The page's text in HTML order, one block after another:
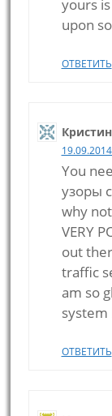
yours
upon
ОТВЕТИТЬ
You
узоры
why
VERY
out
traffic
am so
system
ОТВЕТИТЬ